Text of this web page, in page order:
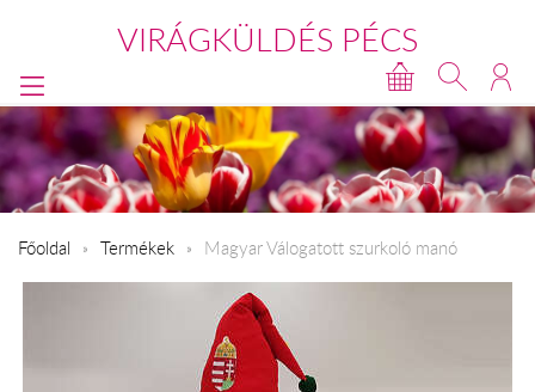
VIRÁGKÜLDÉS PÉCS
Főoldal Termékek Magyar Válogatott szurkoló manó